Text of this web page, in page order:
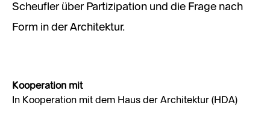
Scheufler über Partizipation und die Frage nach
Form in der Architektur.
Kooperation mit
In Kooperation mit dem Haus der Architektur (HDA)